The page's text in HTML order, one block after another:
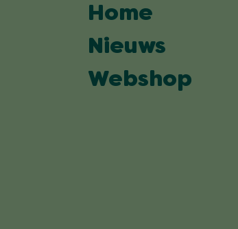
Home
Nieuws
Webshop